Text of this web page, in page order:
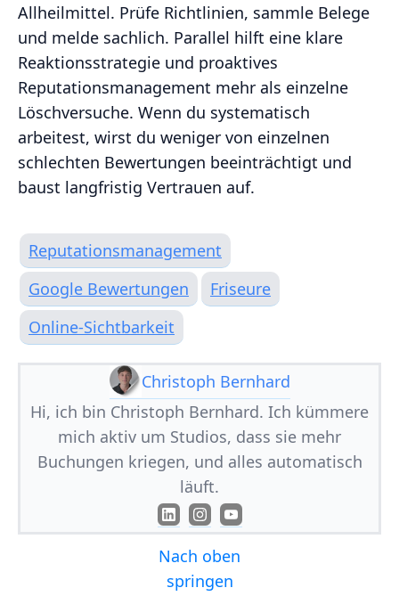
Allheilmittel. Prüfe Richtlinien, sammle Belege
und melde sachlich. Parallel hilft eine klare
Reaktionsstrategie und proaktives
Reputationsmanagement mehr als einzelne
Löschversuche. Wenn du systematisch
arbeitest, wirst du weniger von einzelnen
schlechten Bewertungen beeinträchtigt und
baust langfristig Vertrauen auf.
Reputationsmanagement
Google Bewertungen
Friseure
Online-Sichtbarkeit
Christoph Bernhard
Hi, ich bin Christoph Bernhard. Ich kümmere
mich aktiv um Studios, dass sie mehr
Buchungen kriegen, und alles automatisch
läuft.